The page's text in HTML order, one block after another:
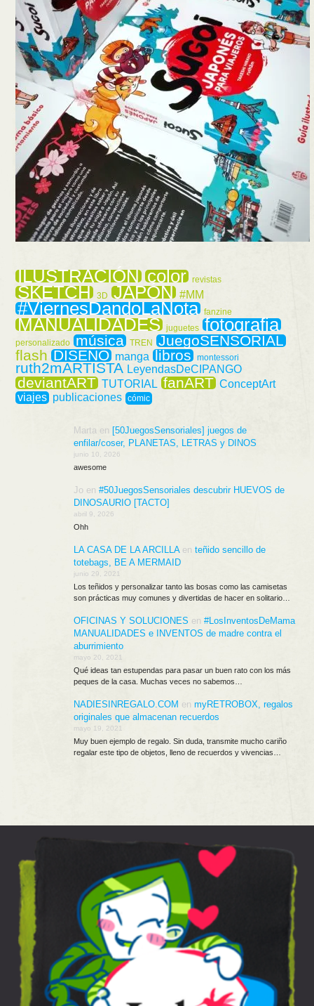
ILUSTRACIÓN color revistas
SKETCH 3D JAPÓN #MM
#ViernesDandoLaNota fanzine
MANUALIDADES juguetes fotografia
personalizado música TREN
JuegoSENSORIAL
flash DISEÑO manga libros montessori
ruth2mARTISTA LeyendasDeCIPANGO
deviantART TUTORIAL fanART ConceptArt
viajes publicaciones cómic
Marta en [50JuegosSensoriales] juegos de
enfilar/coser, PLANETAS, LETRAS y DINOS
junio 10, 2026
awesome
Joen #50JuegosSensoriales descubrir HUEVOS de
DINOSAURIO [TACTO]
abril 9, 2026
Ohh
LA CASA DE LA ARCILLAen teñido sencillo de
totebags, BE A MERMAID
junio 29, 2021
Los teñidos y personalizar tanto las bosas como las camisetas
son prácticas muy comunes y divertidas de hacer en solitario…
OFICINAS Y SOLUCIONES en #LosInventosDeMama
MANUALIDADES e INVENTOS de madre contra el
aburrimiento
mayo 20, 2021
Qué ideas tan estupendas para pasar un buen rato con los más
peques de la casa. Muchas veces no sabemos…
NADIESINREGALO.COM en myRETROBOX, regalos
originales que almacenan recuerdos
mayo 19, 2021
Muy buen ejemplo de regalo. Sin duda, transmite mucho cariño
regalar este tipo de objetos, lleno de recuerdos y vivencias…